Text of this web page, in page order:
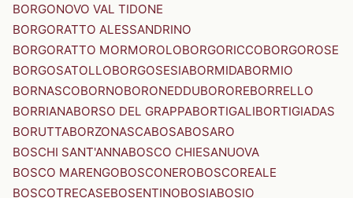
BORGONOVO VAL TIDONE
BORGORATTO ALESSANDRINO
BORGORATTO MORMOROLOBORGORICCOBORGOROSE
BORGOSATOLLOBORGOSESIABORMIDABORMIO
BORNASCOBORNOBORONEDDUBOROREBORRELLO
BORRIANABORSO DEL GRAPPABORTIGALIBORTIGIADAS
BORUTTABORZONASCABOSABOSARO
BOSCHI SANT'ANNABOSCO CHIESANUOVA
BOSCO MARENGOBOSCONEROBOSCOREALE
BOSCOTRECASEBOSENTINOBOSIABOSIO